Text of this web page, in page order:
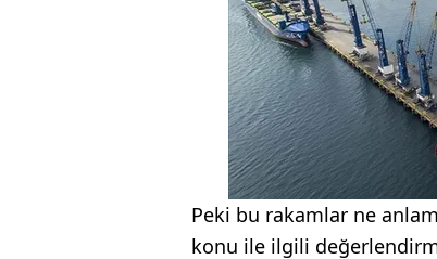
Peki bu rakamlar ne
konu ile ilgili